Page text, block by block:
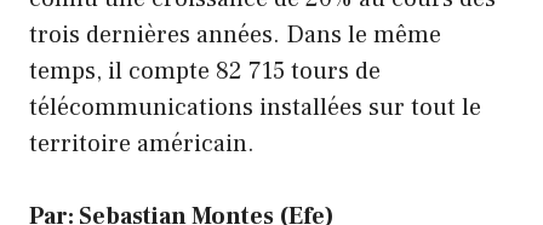
trois dernières années. Dans le même
temps, il compte 82 715 tours de
télécommunications installées sur tout le
territoire américain.
Par: Sebastian Montes (Efe)